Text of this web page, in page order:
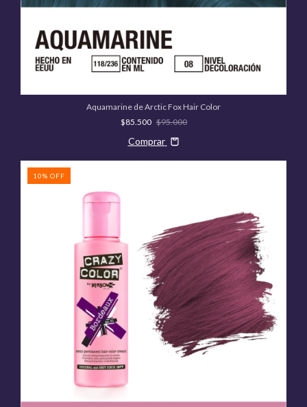
Aquamarine de Arctic Fox Hair Color
$85.500 $95.000
Comprar
10% OFF